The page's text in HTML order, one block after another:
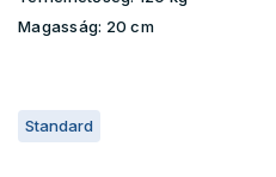
Magasság: 20 cm
Standard